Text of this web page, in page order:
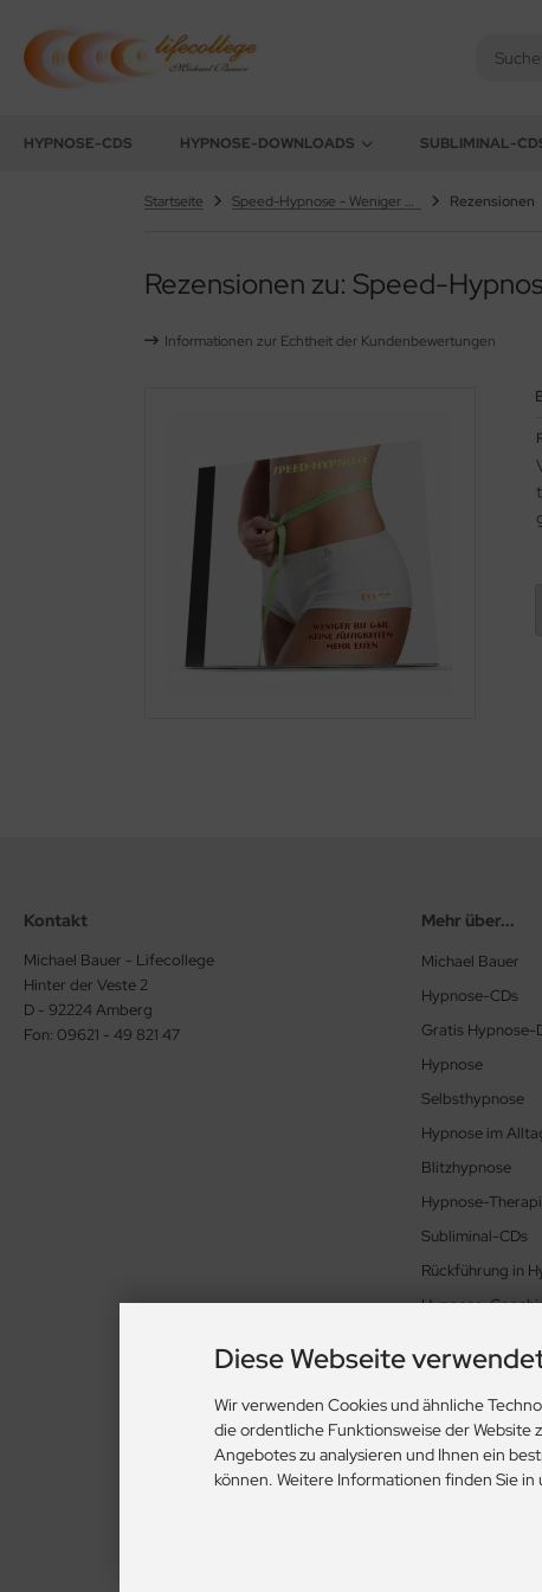
HYPNOSE-CDS HYPNOSE-DOWNLOADS SUBLIMINAL-
Startseite Speed-Hypnose - Weniger bis gar keine Süßigkeiten mehr essen *MP3-Download* Rezensionen
Rezensionen zu: Speed-
Informationen zur Echtheit der Kundenbewertungen
Kontakt
Michael Bauer - Lifecollege
Hinter der Veste 2
D - 92224 Amberg
Fon: 09621 - 49 821 47
Mehr über...
Michael Bauer
Hypnose-CDs
Gratis Hypnose-
Hypnose
Selbsthypnose
Hypnose im
Blitzhypnose
Hypnose-
Subliminal-CDs
Rückführung in
Hypnose-
Suggestionen
Abnehmen mit
Cookie
Diese Webseite
Wir verwenden Cookies und ähnliche
die ordentliche Funktionsweise der Website
Angebotes zu analysieren und Ihnen ein
können. Weitere Informationen finden Sie
ALLES ANZEIGEN AUS HYPNOSE-DOWNLOADS
Bauer - Lifecollege